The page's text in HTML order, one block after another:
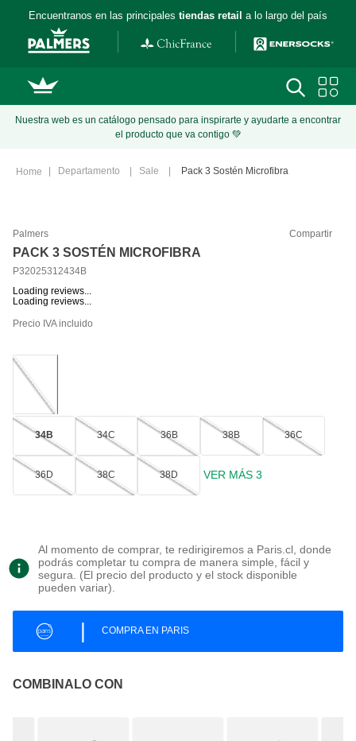
Encuentranos en las principales tiendas retail a lo largo del país
Nuestra web es un catálogo pensado para inspirarte y ayudarte a encontrar
el producto que va contigo 💚
Departamento Sale Pack 3 Sostén Microfibra
Palmers Compartir
PACK 3 SOSTÉN MICROFIBRA
P32025312434B
Loading reviews...
Loading reviews...
Precio IVA incluido
34B 34C 36B 38B 36C
36D 38C 38D VER MÁS 3
Al momento de comprar, te redirigiremos a Paris.cl, donde
podrás completar tu compra de manera simple, fácil y
segura. (El precio del producto y el stock disponible
pueden variar).
| COMPRA EN PARIS
COMBINALO CON